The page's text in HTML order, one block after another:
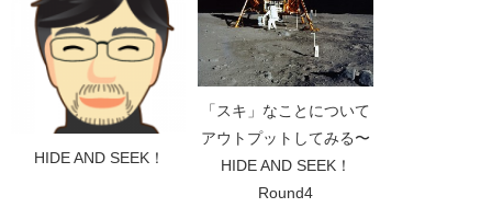
HIDE AND SEEK！
「スキ」なことについて
アウトプットしてみる〜
HIDE AND SEEK！
Round4